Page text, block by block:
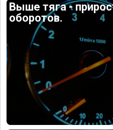
Выше тяга -
оборотов.